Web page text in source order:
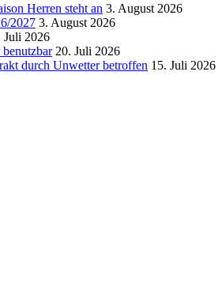
Herren steht an 3. August 2026
2027 3. August 2026
Juli 2026
20. Juli 2026
durch Unwetter betroffen 15. Juli 2026